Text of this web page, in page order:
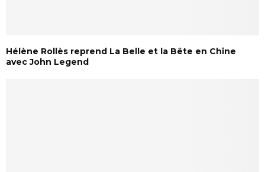
Hélène Rollès reprend La Belle et la Bête en Chine
avec John Legend